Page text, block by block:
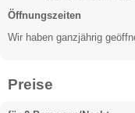
Öffnungszeiten
Wir haben ganzjährig
Preise